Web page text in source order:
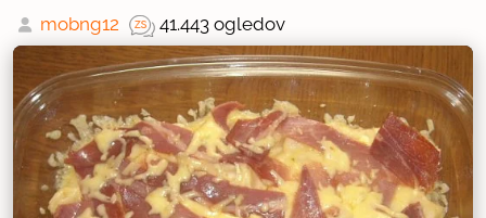
mobng12 41.443 ogledov